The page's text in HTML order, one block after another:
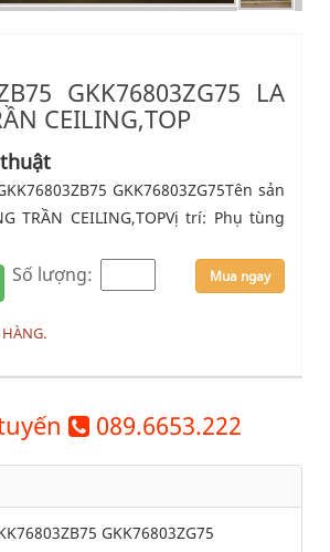
GKK76803ZG75 LA
CEILING,TOP
GKK76803ZG75Tên sản
TRẦN CEILING,TOPVị trí: Phụ tùng
Số lượng: Mua ngay
089.6653.222
GKK76803ZG75